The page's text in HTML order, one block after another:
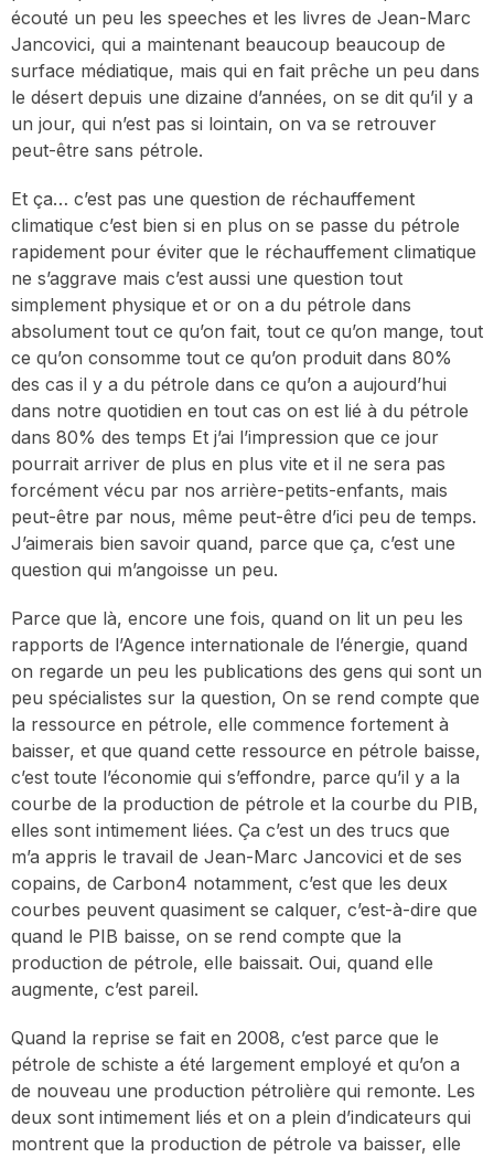
écouté un peu les speeches et les livres de Jean-Marc
Jancovici, qui a maintenant beaucoup beaucoup de
surface médiatique, mais qui en fait prêche un peu dans
le désert depuis une dizaine d’années, on se dit qu’il y a
un jour, qui n’est pas si lointain, on va se retrouver
peut-être sans pétrole.
Et ça… c’est pas une question de réchauffement
climatique c’est bien si en plus on se passe du pétrole
rapidement pour éviter que le réchauffement climatique
ne s’aggrave mais c’est aussi une question tout
simplement physique et or on a du pétrole dans
absolument tout ce qu’on fait, tout ce qu’on mange, tout
ce qu’on consomme tout ce qu’on produit dans 80%
des cas il y a du pétrole dans ce qu’on a aujourd’hui
dans notre quotidien en tout cas on est lié à du pétrole
dans 80% des temps Et j’ai l’impression que ce jour
pourrait arriver de plus en plus vite et il ne sera pas
forcément vécu par nos arrière-petits-enfants, mais
peut-être par nous, même peut-être d’ici peu de temps.
J’aimerais bien savoir quand, parce que ça, c’est une
question qui m’angoisse un peu.
Parce que là, encore une fois, quand on lit un peu les
rapports de l’Agence internationale de l’énergie, quand
on regarde un peu les publications des gens qui sont un
peu spécialistes sur la question, On se rend compte que
la ressource en pétrole, elle commence fortement à
baisser, et que quand cette ressource en pétrole baisse,
c’est toute l’économie qui s’effondre, parce qu’il y a la
courbe de la production de pétrole et la courbe du PIB,
elles sont intimement liées. Ça c’est un des trucs que
m’a appris le travail de Jean-Marc Jancovici et de ses
copains, de Carbon4 notamment, c’est que les deux
courbes peuvent quasiment se calquer, c’est-à-dire que
quand le PIB baisse, on se rend compte que la
production de pétrole, elle baissait. Oui, quand elle
augmente, c’est pareil.
Quand la reprise se fait en 2008, c’est parce que le
pétrole de schiste a été largement employé et qu’on a
de nouveau une production pétrolière qui remonte. Les
deux sont intimement liés et on a plein d’indicateurs qui
montrent que la production de pétrole va baisser, elle